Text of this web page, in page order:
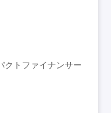
クトファイナンサー